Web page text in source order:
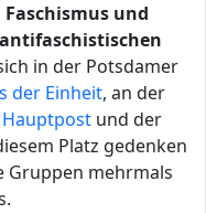
und
in der Potsdamer
der Einheit, an der
Hauptpost und der
Platz gedenken
Gruppen mehrmals